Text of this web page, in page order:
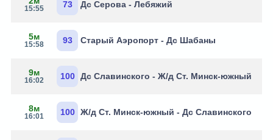
15:55 73 Дс Серова - Лебяжий
5м
15:58 93 Старый Аэропорт - Дс Шабаны
9м
16:02 100 Дс Славинского - Ж/д Ст. Минск-южный
8м
16:01 100 Ж/д Ст. Минск-южный - Дс Славинского